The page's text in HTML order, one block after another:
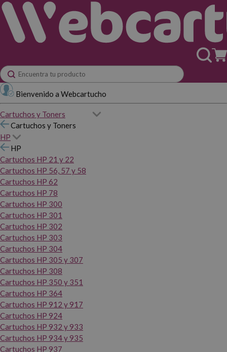
Bienvenido a Webcartucho
Cartuchos y Toners
Cartuchos y Toners
HP
HP
Cartuchos HP 21 y 22
Cartuchos HP 56, 57 y 58
Cartuchos HP 62
Cartuchos HP 78
Cartuchos HP 300
Cartuchos HP 301
Cartuchos HP 302
Cartuchos HP 303
Cartuchos HP 304
Cartuchos HP 305 y 307
Cartuchos HP 308
Cartuchos HP 350 y 351
Cartuchos HP 364
Cartuchos HP 912 y 917
Cartuchos HP 924
Cartuchos HP 932 y 933
Cartuchos HP 934 y 935
Cartuchos HP 937